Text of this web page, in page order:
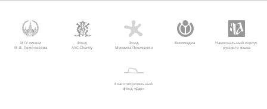
МГУ имени
М.В. Ломоносова
Фонд
AVC Charity
Фонд
Михаила Прохорова
Викимедиа
Национальный корпус
русского языка
Благотворительный
фонд «Дар»